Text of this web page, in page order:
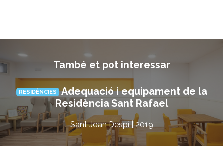
També et pot interessar
RESIDÈNCIES Adequació i equipament de la
Residència Sant Rafael
Sant Joan Despí | 2019